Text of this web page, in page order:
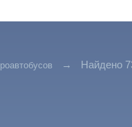
Найдено